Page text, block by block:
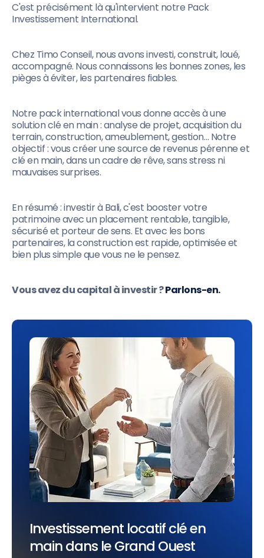
C'est précisément là qu'intervient notre Pack
Investissement International.
Chez Timo Conseil, nous avons investi, construit, loué,
accompagné. Nous connaissons les bonnes zones, les
pièges à éviter, les partenaires fiables.
Notre pack international vous donne accès à une
solution clé en main : analyse de projet, acquisition du
terrain, construction, ameublement, gestion… Notre
objectif : vous créer une source de revenus pérenne et
clé en main, dans un cadre de rêve, sans stress ni
mauvaises surprises.
En résumé : investir à Bali, c'est booster votre
patrimoine avec un placement rentable, tangible,
sécurisé et porteur de sens. Et avec les bons
partenaires, la construction est rapide, optimisée et
bien plus simple que vous ne le pensez.
Vous avez du capital à investir ?Parlons-en.
Investissement locatif clé en
main dans le Grand Ouest